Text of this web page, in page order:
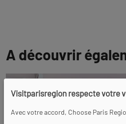
A découvrir
Visitparisregion respecte votre
Avec votre accord, Choose Paris